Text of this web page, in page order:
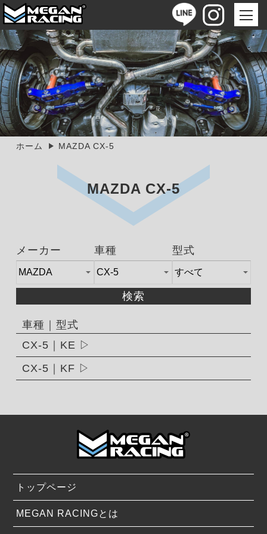
ホーム MAZDA CX-5
MAZDA CX-5
メーカー 車種 型式
検索
車種｜型式
CX-5｜KE
CX-5｜KF
トップページ
MEGAN RACINGとは